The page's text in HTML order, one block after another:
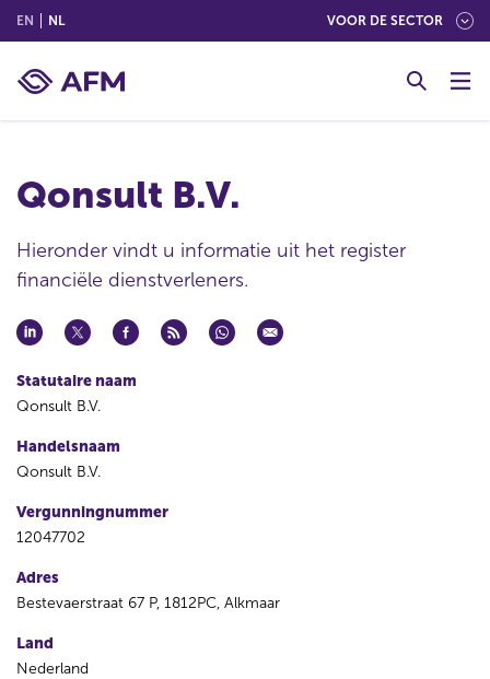
EN (ENGLISH)
NL(NEDERLANDS (NEDERLAND)) VOOR DE SECTOR
Qonsult B.V.
Hieronder vindt u informatie uit het register
financiële dienstverleners.
Statutaire naam
Qonsult B.V.
Handelsnaam
Qonsult B.V.
Vergunningnummer
12047702
Adres
Bestevaerstraat 67 P, 1812PC, Alkmaar
Land
Nederland